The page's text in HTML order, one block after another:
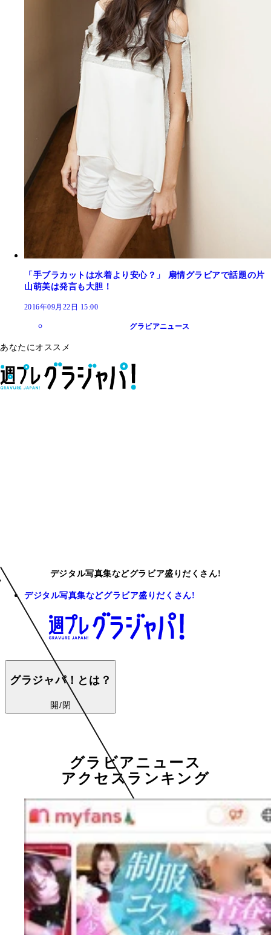
「手ブラカットは水着より安心？」 扇情グラビアで話題の片
山萌美は発言も大胆！
2016年09月22日 15:00
グラビアニュース
あなたにオススメ
デジタル写真集などグラビア盛りだくさん!
デジタル写真集などグラビア盛りだくさん!
グラジャパ！とは？
開/閉
グラビアニュース
アクセスランキング